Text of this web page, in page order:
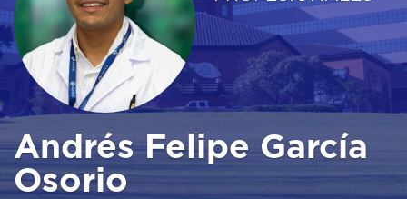
Andrés Felipe García
Osorio